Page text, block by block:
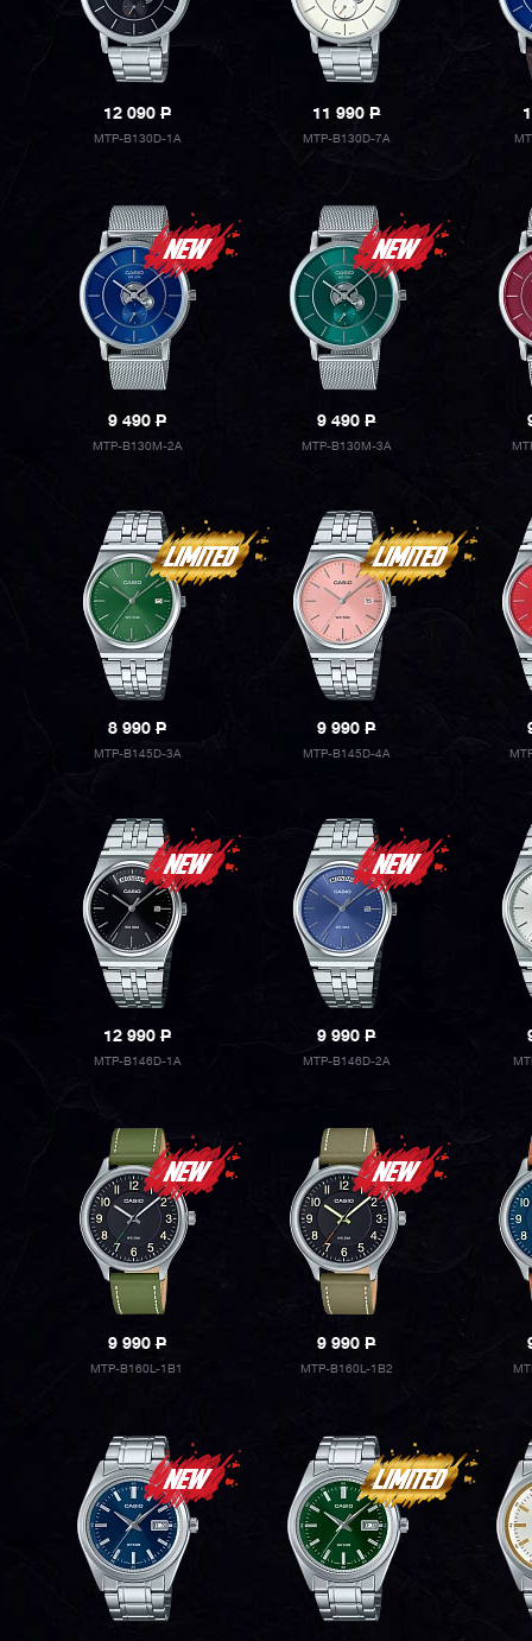
12 090P
MTP-B130D-1A
11 990P
MTP-B130D-7A
9 490P
MTP-B130M-2A
9 490P
MTP-B130M-3A
8 990P
MTP-B145D-3A
9 990P
MTP-B145D-4A
12 990P
MTP-B146D-1A
9 990P
MTP-B146D-2A
9 990P
MTP-B160L-1B1
9 990P
MTP-B160L-1B2